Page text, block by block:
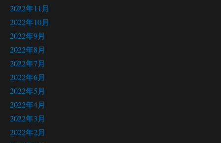
2022年11月
2022年10月
2022年9月
2022年8月
2022年7月
2022年6月
2022年5月
2022年4月
2022年3月
2022年2月